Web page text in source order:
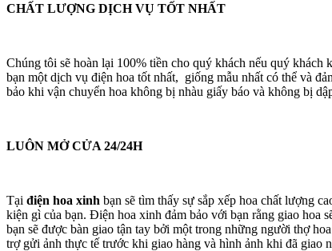
CHẤT LƯỢNG DỊCH VỤ TỐT NHẤT
Chúng tôi sẽ hoàn lại 100% tiền cho quý khách nếu quý
bạn một dịch vụ điện hoa tốt nhất, giống mẫu nhất có thể và
bảo khi vận chuyển hoa không bị nhàu giấy báo và không bị
LUÔN MỞ CỬA 24/24H
Tại điện hoa xinh bạn sẽ tìm thấy sự sắp xếp hoa chất lượng
kiện gì của bạn. Điện hoa xinh đảm bảo với bạn rằng giao hoa
bạn sẽ được bàn giao tận tay bởi một trong những người thợ
trợ gửi ảnh thực tế trước khi giao hàng và hình ảnh khi đã giao